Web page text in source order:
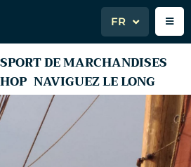
FR
DE MARCHANDISES
NAVIGUEZ LE LONG